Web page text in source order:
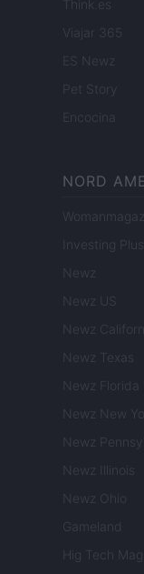
Think.es
Viajar 365
ES Newz
Pet Story
Encocina
NORD
Investing Plus
Newz
Newz US
Newz
Newz Texas
Newz Florida
Newz New
Newz
Newz Illinois
Newz Ohio
Gameland
Hig Tech Mag